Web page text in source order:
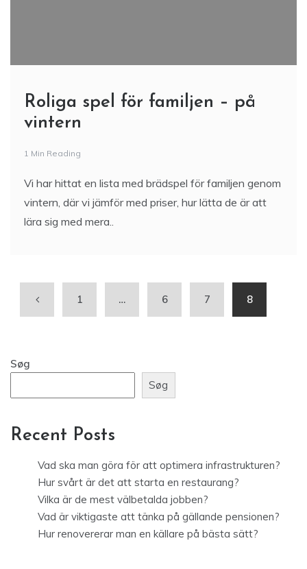
Roliga spel för familjen – på
vintern
1 Min Reading
Vi har hittat en lista med brädspel för familjen genom
vintern, där vi jämför med priser, hur lätta de är att
lära sig med mera..
1 … 6 7 8
Søg
Søg
Recent Posts
Vad ska man göra för att optimera infrastrukturen?
Hur svårt är det att starta en restaurang?
Vilka är de mest välbetalda jobben?
Vad är viktigaste att tänka på gällande pensionen?
Hur renovererar man en källare på bästa sätt?